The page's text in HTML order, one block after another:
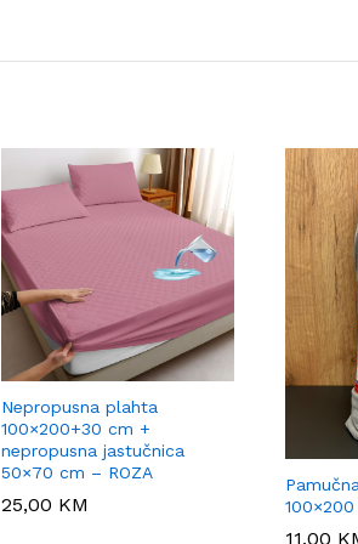
Nepropusna plahta
100×200+30 cm +
nepropusna jastučnica
50×70 cm – ROZA
25,00 KM
25,00 KM
11,00
11,00